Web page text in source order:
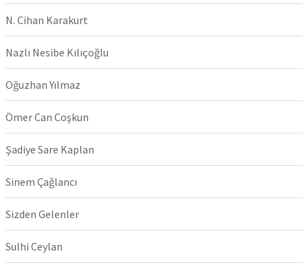
N. Cihan Karakurt
Nazlı Nesibe Kılıçoğlu
Oğuzhan Yılmaz
Ömer Can Coşkun
Şadiye Sare Kaplan
Sinem Çağlancı
Sizden Gelenler
Sulhi Ceylan